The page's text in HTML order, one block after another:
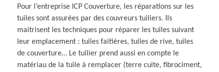
Pour l’entreprise ICP Couverture, les réparations sur les
tuiles sont assurées par des couvreurs tuiliers. Ils
maitrisent les techniques pour réparer les tuiles suivant
leur emplacement : tuiles faitières, tuiles de rive, tuiles
de couverture… Le tuilier prend aussi en compte le
matériau de la tuile à remplacer (terre cuite, fibrociment,